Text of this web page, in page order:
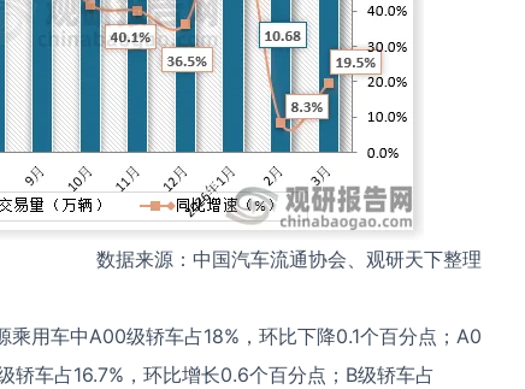
数据来源：中国汽车流通协会、观研天下整理
用车中A00级轿车占18%，环比下降0.1个百分点；A0
轿车占16.7%，环比增长0.6个百分点；B级轿车占